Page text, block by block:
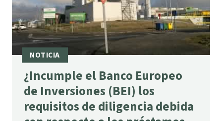
¿Incumple el Banco Europeo
de Inversiones (BEI) los
requisitos de diligencia debida